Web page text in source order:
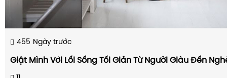
455 Ngày trước
Giật Mình Với Lối Sống Tối Giản Từ Người Giàu Đến